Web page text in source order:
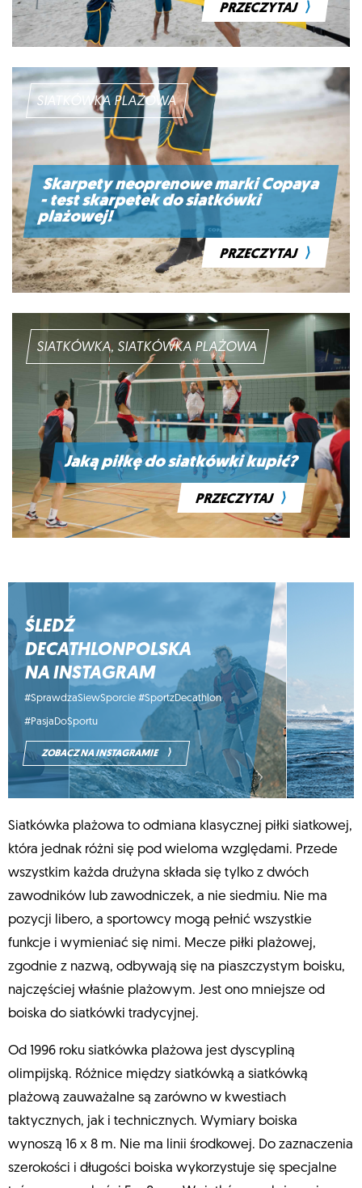
PRZECZYTAJ ⟩
SIATKÓWKA PLAŻOWA
Skarpety neoprenowe marki Copaya
- test skarpetek do siatkówki
plażowej!
PRZECZYTAJ ⟩
SIATKÓWKA, SIATKÓWKA PLAŻOWA
Jaką piłkę do siatkówki kupić?
PRZECZYTAJ ⟩
ŚLEDŹ
DECATHLONPOLSKA
NA INSTAGRAM
#SprawdzaSiewSporcie #SportzDecathlon
#PasjaDoSportu
ZOBACZ NA INSTAGRAMIE ⟩
Siatkówka plażowa to odmiana klasycznej piłki siatkowej,
która jednak różni się pod wieloma względami. Przede
wszystkim każda drużyna składa się tylko z dwóch
zawodników lub zawodniczek, a nie siedmiu. Nie ma
pozycji libero, a sportowcy mogą pełnić wszystkie
funkcje i wymieniać się nimi. Mecze piłki plażowej,
zgodnie z nazwą, odbywają się na piaszczystym boisku,
najczęściej właśnie plażowym. Jest ono mniejsze od
boiska do siatkówki tradycyjnej.
Od 1996 roku siatkówka plażowa jest dyscypliną
olimpijską. Różnice między siatkówką a siatkówką
plażową zauważalne są zarówno w kwestiach
taktycznych, jak i technicznych. Wymiary boiska
wynoszą 16 x 8 m. Nie ma linii środkowej. Do zaznaczenia
szerokości i długości boiska wykorzystuje się specjalne